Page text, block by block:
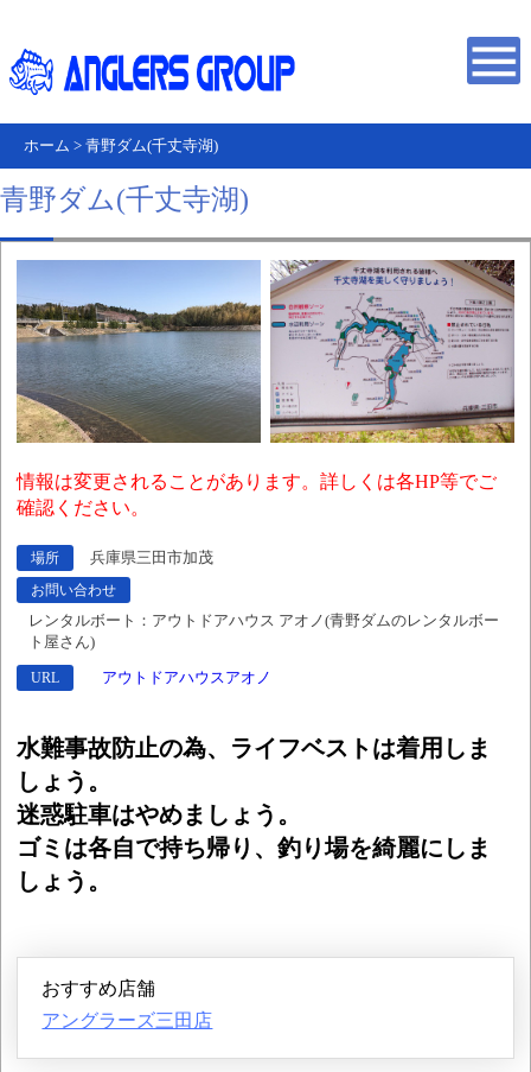
ホーム > 青野ダム(千丈寺湖)
青野ダム(千丈寺湖)
情報は変更されることがあります。詳しくは各HP等でご
確認ください。
場所 兵庫県三田市加茂
お問い合わせ
レンタルボート：アウトドアハウス アオノ(青野ダムのレンタルボー
ト屋さん)
URL アウトドアハウスアオノ
水難事故防止の為、ライフベストは着用しま
しょう。
迷惑駐車はやめましょう。
ゴミは各自で持ち帰り、釣り場を綺麗にしま
しょう。
おすすめ店舗
アングラーズ三田店